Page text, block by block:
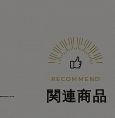
関連商品